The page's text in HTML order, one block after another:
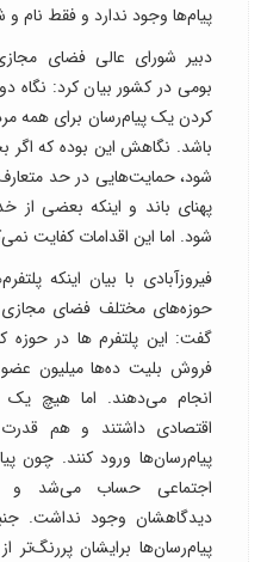
پیام‌ها وجود ندارد و فقط نام
دبیر شورای عالی فضای
بومی در کشور بیان کرد: نگاه
کردن یک پیام‌رسان برای همه
باشد. نگاهش این بوده که
شود، حمایت‌هایی در حد
پهنای باند و اینکه بعضی از
شود. اما این اقدامات کفایت
فیروزآبادی با بیان اینکه
حوزه‌های مختلف فضای مجازی
گفت: این پلتفرم‌ ها در حوزه
فروش بلیت ده‌ها میلیون
انجام می‌دهند. اما هیچ یک
اقتصادی داشتند و هم
پیام‌رسان‌ها ورود کنند. چون
اجتماعی حساب می‌شد
دیدگاهشان وجود نداشت.
پیام‌رسان‌ها برایشان پررنگ‌تر